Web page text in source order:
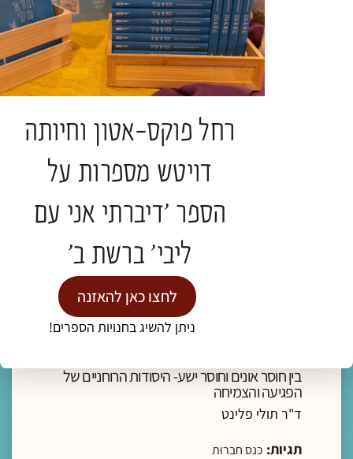
"מצאו משכן בתוך נפשותיכם, פנימה"- מסע
פואטי אל הדרך הביתה
ד"ר נעמה אושרי
תגיות:כנס חברוּת
מדיה
בין חוסר אונים וחוסר ישע- היסודות הרוחניים של
הפגיעה והצמיחה
ד"ר תולי פלינט
תגיות: כנס חברוּת
רחל פוקס-אטון וחיותה
דויטש מספרות על
הספר 'דיברתי אני עם
ליבי' ברשת ב'
לחצו כאן להאזנה
ניתן להשיג בחנויות הספרים!